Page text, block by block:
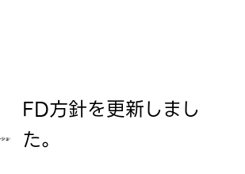
FD方針を更新しまし
た。